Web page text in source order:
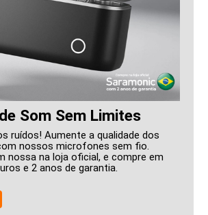
Som Sem Limites
ruídos! Aumente a qualidade dos
nossos microfones sem fio.
nossa na loja oficial, e compre em
e 2 anos de garantia.